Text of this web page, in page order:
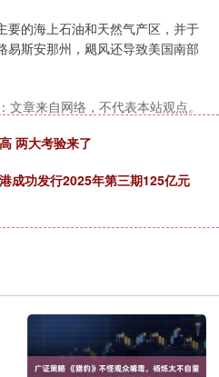
的海上石油和天然气产区，并于
易斯安那州，飓风还导致美国南部
文章来自网络，不代表本站观点。
两大考验来了
成功发行2025年第三期125亿元